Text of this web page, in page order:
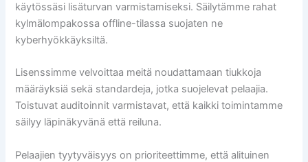
käytössäsi lisäturvan varmistamiseksi. Säilytämme rahat
kylmälompakossa offline-tilassa suojaten ne
kyberhyökkäyksiltä.
Lisenssimme velvoittaa meitä noudattamaan tiukkoja
määräyksiä sekä standardeja, jotka suojelevat pelaajia.
Toistuvat auditoinnit varmistavat, että kaikki toimintamme
säilyy läpinäkyvänä että reiluna.
Pelaajien tyytyväisyys on prioriteettimme, että alituinen